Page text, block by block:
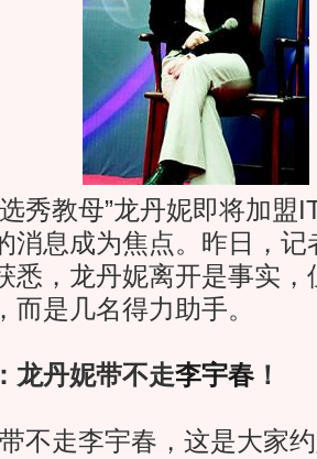
教母”龙丹妮即将加盟
消息成为焦点。昨日，记
悉，龙丹妮离开是事实，
而是几名得力助手。
龙丹妮带不走李宇春！
走李宇春，这是大家约